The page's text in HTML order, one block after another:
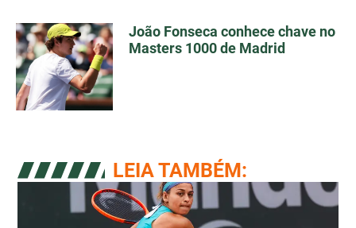
João Fonseca conhece chave no
Masters 1000 de Madrid
LEIA TAMBÉM: